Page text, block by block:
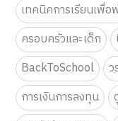
เทคนิคการเรียนเพื่
ครอบครัวและเด็ก
BackToSchool
การเงินการลงทุน